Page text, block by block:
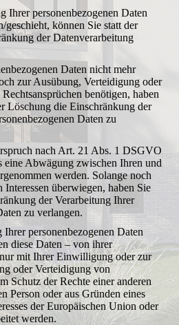
Ihrer personenbezogenen Daten
geschieht, können Sie statt der
der Datenverarbeitung
Daten nicht mehr
zur Ausübung, Verteidigung oder
benötigen, haben
Löschung die Einschränkung der
Daten zu
nach Art. 21 Abs. 1 DSGVO
eine Abwägung zwischen Ihren und
werden. Solange noch
Interessen überwiegen, haben Sie
der Verarbeitung Ihrer
zu verlangen.
personenbezogenen Daten
diese Daten – von ihrer
mit Ihrer Einwilligung oder zur
oder Verteidigung von
Schutz der Rechte einer anderen
Person oder aus Gründen eines
der Europäischen Union oder
werden.